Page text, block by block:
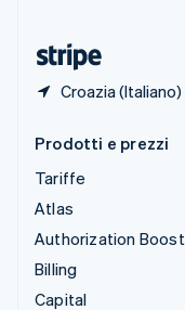
Croazia (Italiano)
Prodotti e prezzi
Tariffe
Atlas
Authorization Boost
Billing
Capital